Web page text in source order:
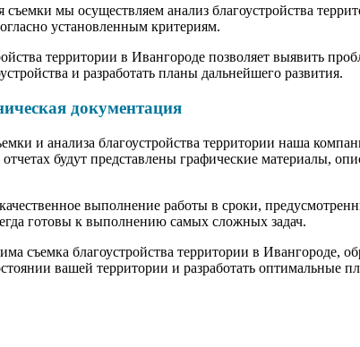
съемки мы осуществляем анализ благоустройства
установленным критериям.
территории в Ивангороде позволяет выявить
и разработать планы дальнейшего развития.
документация
и анализа благоустройства территории наша
будут представлены графические материалы,
выполнение работы в сроки,
готовы к выполнению самых сложных задач.
съемка благоустройства территории в
вашей территории и разработать оптимальные